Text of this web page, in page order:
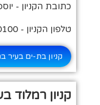
כתובת הקניון - יוספטל 92,
טלפון הקניון - 03-5550100
קניון בת-ים בעיר
קניון רמלוד